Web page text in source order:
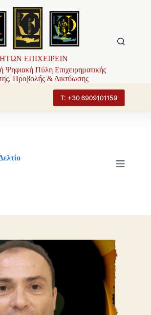
ΕΠΙΧΕΙΡΕΙΝ
Ψηφιακή Πύλη Επιχειρηματικής
Προβολής & Δικτύωσης
Τ: +30 6909101159